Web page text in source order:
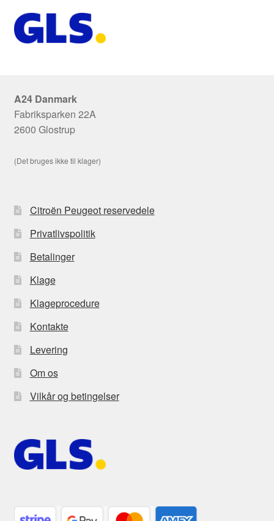
A24 Danmark
Fabriksparken 22A
2600 Glostrup
(Det bruges ikke til klager)
Citroën Peugeot reservedele
Privatlivspolitik
Betalinger
Klage
Klageprocedure
Kontakte
Levering
Om os
Vilkår og betingelser